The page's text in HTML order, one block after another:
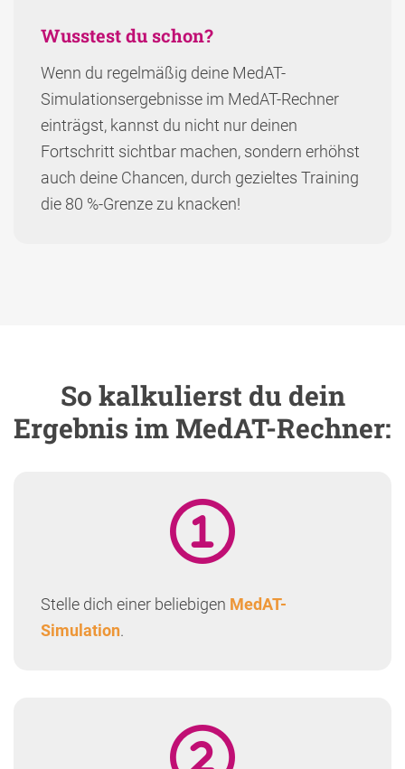
Wusstest du schon?
Wenn du regelmäßig deine MedAT-
Simulationsergebnisse im MedAT-Rechner
einträgst, kannst du nicht nur deinen
Fortschritt sichtbar machen, sondern erhöhst
auch deine Chancen, durch gezieltes Training
die 80 %-Grenze zu knacken!
So kalkulierst du dein
Ergebnis im MedAT-Rechner:
Stelle dich einer beliebigen MedAT-
Simulation.